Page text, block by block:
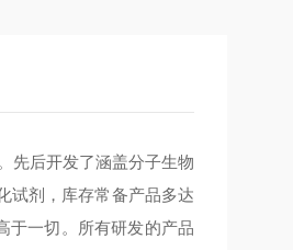
先后开发了涵盖分子生物
试剂，库存常备产品多达
于一切。所有研发的产品